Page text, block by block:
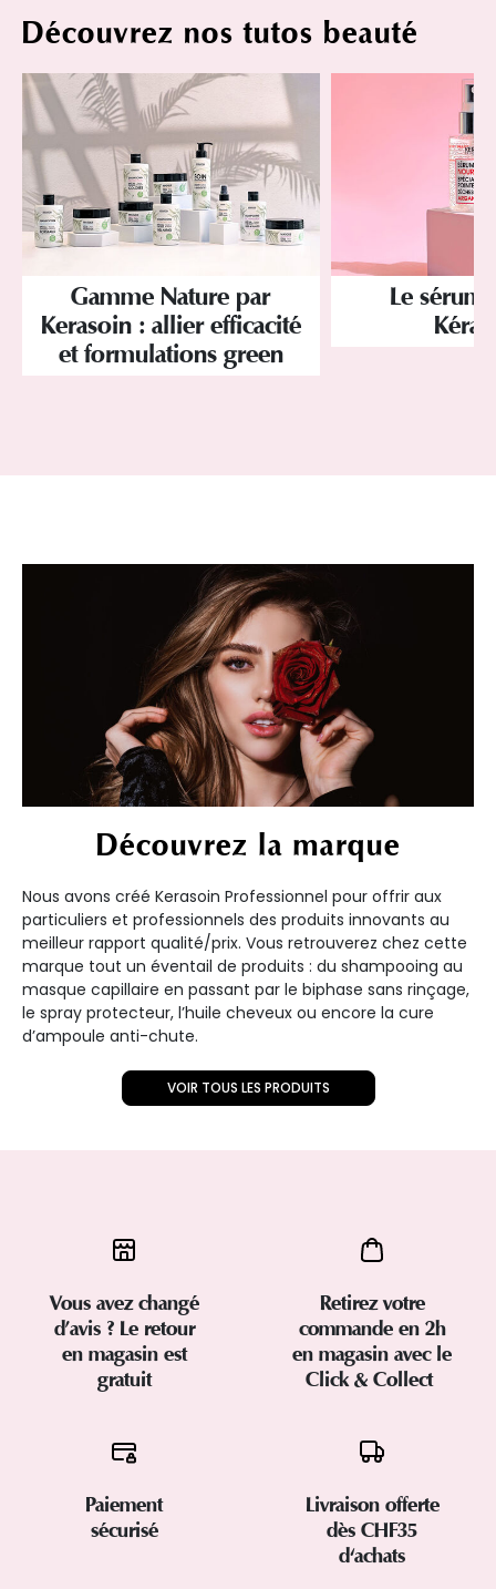
Découvrez nos tutos beauté
Gamme Nature par
Kerasoin : allier efficacité
et formulations green
Le sérum
Découvrez la marque
Nous avons créé Kerasoin Professionnel pour offrir aux
particuliers et professionnels des produits innovants au
meilleur rapport qualité/prix. Vous retrouverez chez cette
marque tout un éventail de produits : du shampooing au
masque capillaire en passant par le biphase sans rinçage,
le spray protecteur, l’huile cheveux ou encore la cure
d’ampoule anti-chute.
VOIR TOUS LES PRODUITS
Vous avez changé
d’avis ? Le retour
en magasin est
gratuit
Retirez votre
commande en 2h
en magasin avec le
Click & Collect
Paiement
sécurisé
Livraison offerte
dès CHF35
d'achats